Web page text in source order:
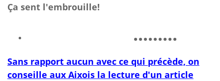
Ça sent l'embrouille!
.........
Sans rapport aucun avec ce qui précède, on
conseille aux Aixois la lecture d'un article